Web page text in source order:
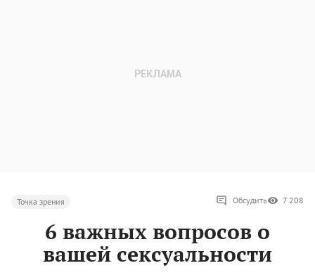
Точка зрения Обсудить 7 208
6 важных вопросов о
вашей сексуальности